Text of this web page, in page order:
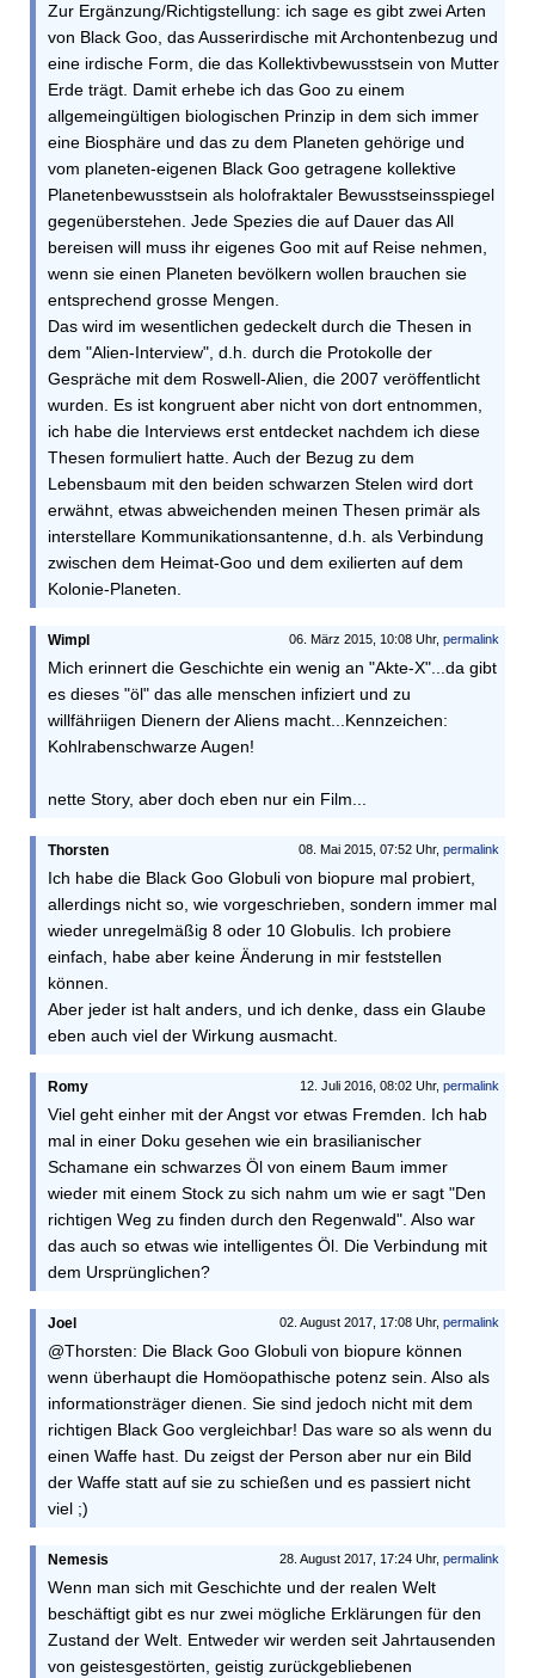
Zur Ergänzung/Richtigstellung: ich sage es gibt zwei Arten
von Black Goo, das Ausserirdische mit Archontenbezug und
eine irdische Form, die das Kollektivbewusstsein von Mutter
Erde trägt. Damit erhebe ich das Goo zu einem
allgemeingültigen biologischen Prinzip in dem sich immer
eine Biosphäre und das zu dem Planeten gehörige und
vom planeten-eigenen Black Goo getragene kollektive
Planetenbewusstsein als holofraktaler Bewusstseinsspiegel
gegenüberstehen. Jede Spezies die auf Dauer das All
bereisen will muss ihr eigenes Goo mit auf Reise nehmen,
wenn sie einen Planeten bevölkern wollen brauchen sie
entsprechend grosse Mengen.
Das wird im wesentlichen gedeckelt durch die Thesen in
dem "Alien-Interview", d.h. durch die Protokolle der
Gespräche mit dem Roswell-Alien, die 2007 veröffentlicht
wurden. Es ist kongruent aber nicht von dort entnommen,
ich habe die Interviews erst entdecket nachdem ich diese
Thesen formuliert hatte. Auch der Bezug zu dem
Lebensbaum mit den beiden schwarzen Stelen wird dort
erwähnt, etwas abweichenden meinen Thesen primär als
interstellare Kommunikationsantenne, d.h. als Verbindung
zwischen dem Heimat-Goo und dem exilierten auf dem
Kolonie-Planeten.
06. März 2015, 10:08 Uhr, permalink
Wimpl
Mich erinnert die Geschichte ein wenig an "Akte-X"...da gibt
es dieses "öl" das alle menschen infiziert und zu
willfähriigen Dienern der Aliens macht...Kennzeichen:
Kohlrabenschwarze Augen!
nette Story, aber doch eben nur ein Film...
08. Mai 2015, 07:52 Uhr, permalink
Thorsten
Ich habe die Black Goo Globuli von biopure mal probiert,
allerdings nicht so, wie vorgeschrieben, sondern immer mal
wieder unregelmäßig 8 oder 10 Globulis. Ich probiere
einfach, habe aber keine Änderung in mir feststellen
können.
Aber jeder ist halt anders, und ich denke, dass ein Glaube
eben auch viel der Wirkung ausmacht.
12. Juli 2016, 08:02 Uhr, permalink
Romy
Viel geht einher mit der Angst vor etwas Fremden. Ich hab
mal in einer Doku gesehen wie ein brasilianischer
Schamane ein schwarzes Öl von einem Baum immer
wieder mit einem Stock zu sich nahm um wie er sagt "Den
richtigen Weg zu finden durch den Regenwald". Also war
das auch so etwas wie intelligentes Öl. Die Verbindung mit
dem Ursprünglichen?
02. August 2017, 17:08 Uhr, permalink
Joel
@Thorsten: Die Black Goo Globuli von biopure können
wenn überhaupt die Homöopathische potenz sein. Also als
informationsträger dienen. Sie sind jedoch nicht mit dem
richtigen Black Goo vergleichbar! Das ware so als wenn du
einen Waffe hast. Du zeigst der Person aber nur ein Bild
der Waffe statt auf sie zu schießen und es passiert nicht
viel ;)
28. August 2017, 17:24 Uhr, permalink
Nemesis
Wenn man sich mit Geschichte und der realen Welt
beschäftigt gibt es nur zwei mögliche Erklärungen für den
Zustand der Welt. Entweder wir werden seit Jahrtausenden
von geistesgestörten, geistig zurückgebliebenen